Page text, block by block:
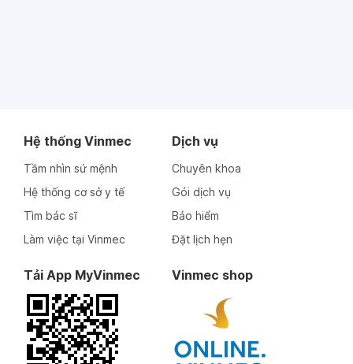
Hệ thống Vinmec
Tầm nhìn sứ mệnh
Hệ thống cơ sở y tế
Tìm bác sĩ
Làm việc tại Vinmec
Dịch vụ
Chuyên khoa
Gói dịch vụ
Bảo hiểm
Đặt lịch hẹn
Tải App MyVinmec Vinmec shop